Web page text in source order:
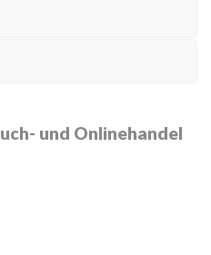
und Onlinehandel